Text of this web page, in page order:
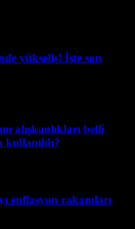
yükseliş! İşte son
alışkanlıkları belli
enflasyon rakamları